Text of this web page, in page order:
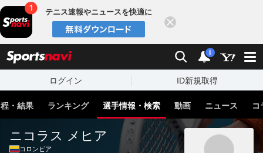
テニス速報やニュースを快適に
検索 通知
i
ログイン ID新規取得
・結果 ランキング 選手情報・検索 動画 ニュース コ
ニコラス メヒア
コロンビア